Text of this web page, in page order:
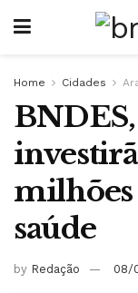
Home Cidades
milhões
saúde
by Redação 08/